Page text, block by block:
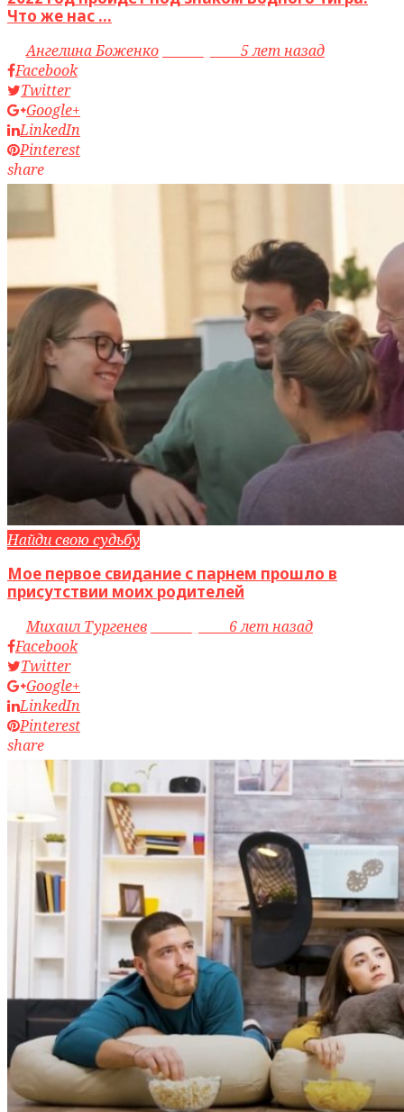
Что же нас ...
byАнгелина Боженко
5 лет назад
Facebook
Twitter
Google+
LinkedIn
Pinterest
share
Найди свою судьбу
Мое первое свидание с парнем прошло в
присутствии моих родителей
byМихаил Тургенев
6 лет назад
Facebook
Twitter
Google+
LinkedIn
Pinterest
share